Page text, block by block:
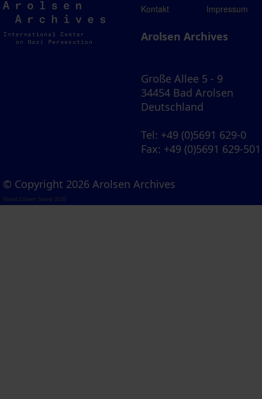
Arolsen
Archives
Kontakt Impressum
Arolsen Archives
Große Allee 5 - 9
34454 Bad Arolsen
Deutschland
Tel: +49 (0)5691 629-0
Fax: +49 (0)5691 629-501
© Copyright 2026 Arolsen Archives
Visual Library Server 2026